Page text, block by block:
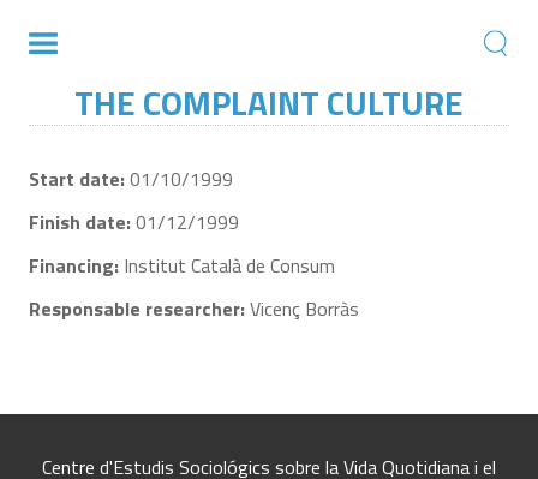
THE COMPLAINT CULTURE
Start date:01/10/1999
Finish date:01/12/1999
Financing: Institut Català de Consum
Responsable researcher:Vicenç Borràs
Centre d'Estudis Sociológics sobre la Vida Quotidiana i el